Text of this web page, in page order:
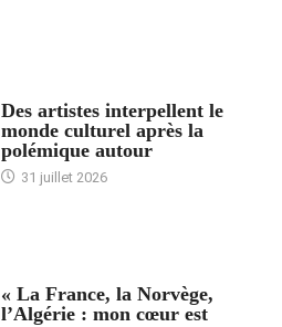
Des artistes interpellent le
monde culturel après la
polémique autour
31 juillet 2026
« La France, la Norvège,
l’Algérie : mon cœur est